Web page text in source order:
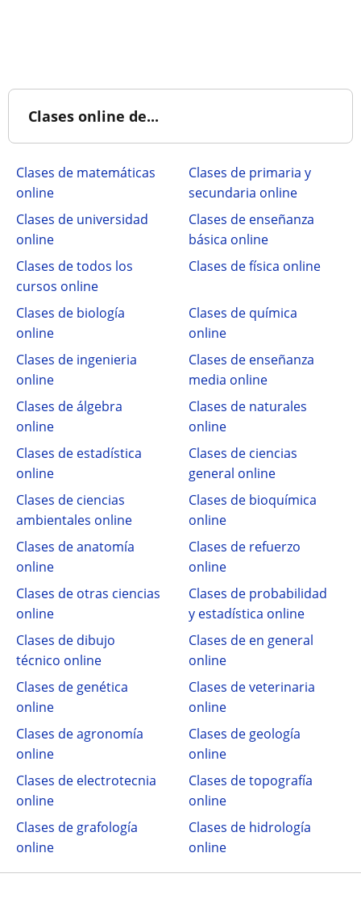
Clases online de...
Clases de matemáticas
online
Clases de primaria y
secundaria online
Clases de universidad
online
Clases de enseñanza
básica online
Clases de todos los
cursos online
Clases de física online
Clases de biología
online
Clases de química
online
Clases de ingenieria
online
Clases de enseñanza
media online
Clases de álgebra
online
Clases de naturales
online
Clases de estadística
online
Clases de ciencias
general online
Clases de ciencias
ambientales online
Clases de bioquímica
online
Clases de anatomía
online
Clases de refuerzo
online
Clases de otras ciencias
online
Clases de probabilidad
y estadística online
Clases de dibujo
técnico online
Clases de en general
online
Clases de genética
online
Clases de veterinaria
online
Clases de agronomía
online
Clases de geología
online
Clases de electrotecnia
online
Clases de topografía
online
Clases de grafología
online
Clases de hidrología
online